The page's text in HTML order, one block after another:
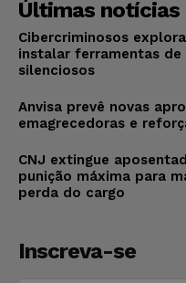
Últimas notícias
Cibercriminosos
instalar ferramentas
silenciosos
Anvisa prevê novas
emagrecedoras e
CNJ extingue
punição máxima para
perda do cargo
Inscreva-se